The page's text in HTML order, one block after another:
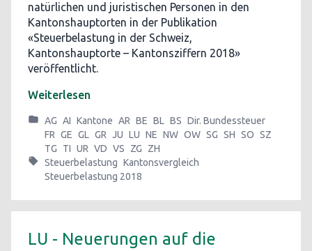
natürlichen und juristischen Personen in den
Kantonshauptorten in der Publikation
«Steuerbelastung in der Schweiz,
Kantonshauptorte – Kantonsziffern 2018»
veröffentlicht.
Weiterlesen
AG AI Kantone AR BE BL BS Dir. Bundessteuer
FR GE GL GR JU LU NE NW OW SG SH SO SZ
TG
TI UR VD VS ZG
ZH
Steuerbelastung Kantonsvergleich
Steuerbelastung 2018
LU - Neuerungen auf die